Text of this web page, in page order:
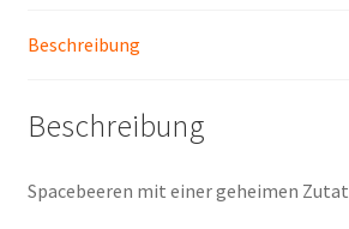
Beschreibung
Beschreibung
Spacebeeren mit einer geheimen Zutat